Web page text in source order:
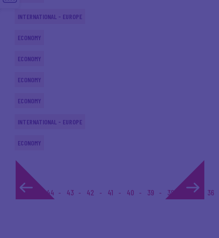
INTERNATIONAL - EUROPE
ECONOMY
ECONOMY
ECONOMY
ECONOMY
INTERNATIONAL - EUROPE
ECONOMY
1... 44 43 42 41 40 39 38 36